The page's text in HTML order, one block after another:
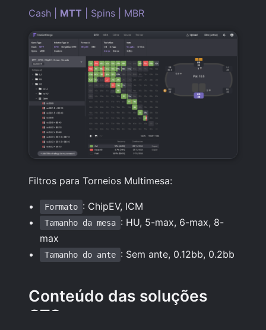
Cash MTT Spins MBR
Filtros para Torneios Multimesa:
Formato : ChipEV, ICM
Tamanho da mesa : HU, 5-max, 6-max, 8-
max
Tamanho do ante : Sem ante, 0.12bb, 0.2bb
Conteúdo das soluções
GTO